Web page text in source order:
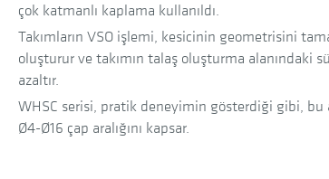
çok katmanlı kaplama kullanıldı.
Takımların VSO işlemi, kesicinin geometrisini
oluşturur ve takımın talaş oluşturma alanındaki
azaltır.
WHSC serisi, pratik deneyimin gösterdiği gibi, bu
Ø4-Ø16 çap aralığını kapsar.